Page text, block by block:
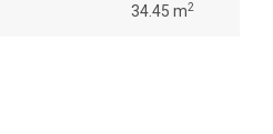
34.45 m2